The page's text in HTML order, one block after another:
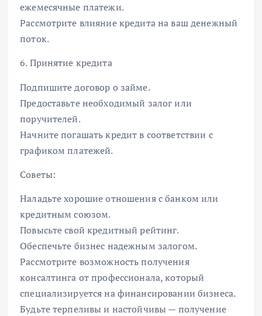
ежемесячные платежи.
Рассмотрите влияние кредита на ваш денежный
поток.
6. Принятие кредита
Подпишите договор о займе.
Предоставьте необходимый залог или
поручителей.
Начните погашать кредит в соответствии с
графиком платежей.
Советы:
Наладьте хорошие отношения с банком или
кредитным союзом.
Повысьте свой кредитный рейтинг.
Обеспечьте бизнес надежным залогом.
Рассмотрите возможность получения
консалтинга от профессионала, который
специализируется на финансировании бизнеса.
Будьте терпеливы и настойчивы — получение